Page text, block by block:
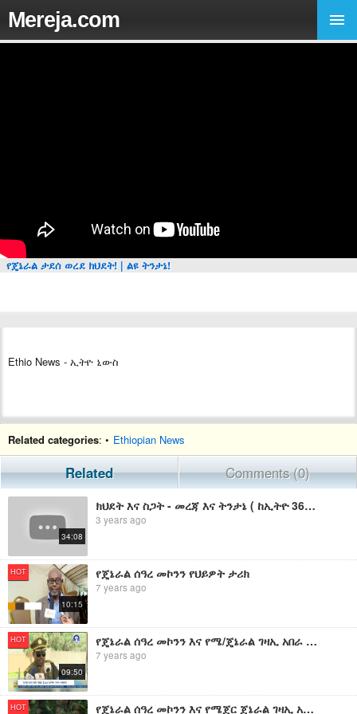
Mereja.com
የጄኔራል ታደሰ ወረደ ክህደት! | ልዩ ትንታኔ!
Ethio News - ኢትዮ ኒውስ
Related categories: • Ethiopian News
Related Comments (0)
34:08
ክህደት እና ስጋት - መረጃ እና ትንታኔ ( ከኢትዮ 360 )
3 years ago
HOT
10:15
የጄኔራል ሰዓረ መኮንን የህይዎት ታሪክ
7 years ago
HOT
09:50
የጄኔራል ሰዓረ መኮንን እና የሜ/ጄኔራል ገዛኢ አበራ ስርዓተ ቀብር
7 years ago
HOT የጄኔራል ሰዓረ መኮንን እና የሜጀር ጀኔራል ገዛኢ አበራ አስከሬን ሽኝት